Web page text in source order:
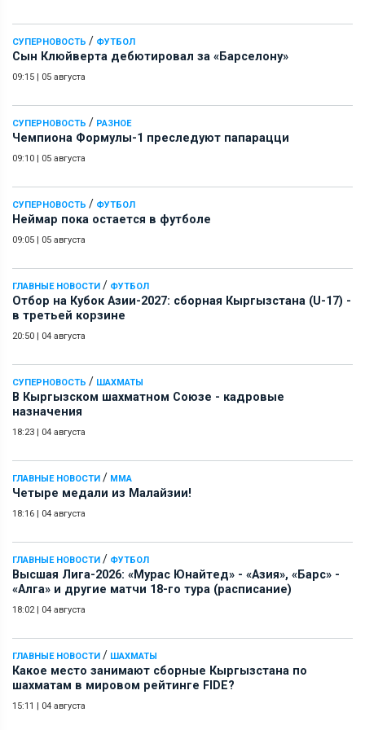
СУПЕРНОВОСТЬ / ФУТБОЛ
Сын Клюйверта дебютировал за «Барселону»
09:15 | 05 августа
СУПЕРНОВОСТЬ / РАЗНОЕ
Чемпиона Формулы-1 преследуют папарацци
09:10 | 05 августа
СУПЕРНОВОСТЬ / ФУТБОЛ
Неймар пока остается в футболе
09:05 | 05 августа
ГЛАВНЫЕ НОВОСТИ / ФУТБОЛ
Отбор на Кубок Азии-2027: сборная Кыргызстана (U-17) -
в третьей корзине
20:50 | 04 августа
СУПЕРНОВОСТЬ / ШАХМАТЫ
В Кыргызском шахматном Союзе - кадровые
назначения
18:23 | 04 августа
ГЛАВНЫЕ НОВОСТИ / ММА
Четыре медали из Малайзии!
18:16 | 04 августа
ГЛАВНЫЕ НОВОСТИ / ФУТБОЛ
Высшая Лига-2026: «Мурас Юнайтед» - «Азия», «Барс» -
«Алга» и другие матчи 18-го тура (расписание)
18:02| 04 августа
ГЛАВНЫЕ НОВОСТИ / ШАХМАТЫ
Какое место занимают сборные Кыргызстана по
шахматам в мировом рейтинге FIDE?
15:11 | 04 августа